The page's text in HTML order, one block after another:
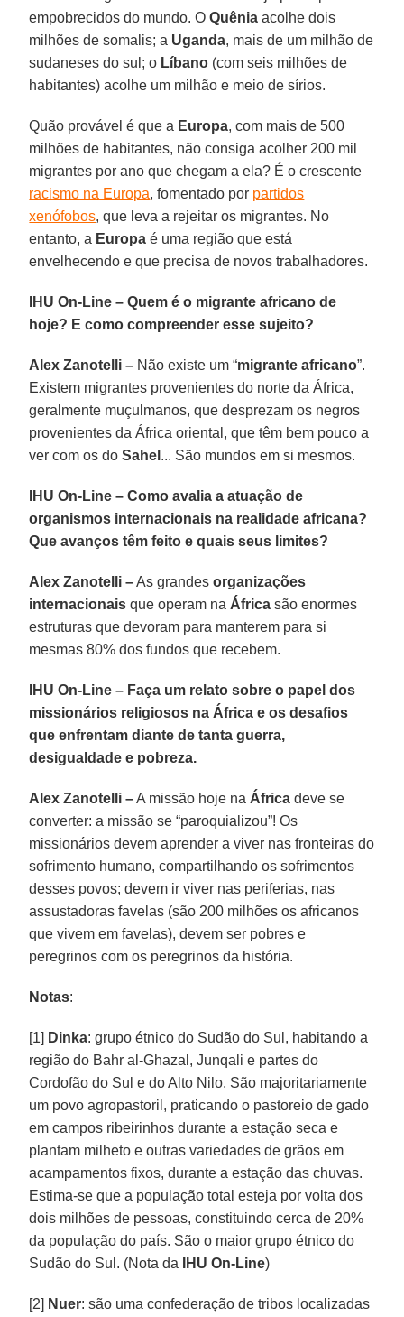
empobrecidos do mundo. OQuênia acolhe dois
milhões de somalis; a Uganda, mais de um milhão de
sudaneses do sul; o Líbano (com seis milhões de
habitantes) acolhe um milhão e meio de sírios.
Quão provável é que a Europa, com mais de 500
milhões de habitantes, não consiga acolher 200 mil
migrantes por ano que chegam a ela? É o crescente
racismo na Europa, fomentado por partidos
xenófobos, que leva a rejeitar os migrantes. No
entanto, a Europa é uma região que está
envelhecendo e que precisa de novos trabalhadores.
IHU On-Line – Quem é o migrante africano de
hoje? E como compreender esse sujeito?
Alex Zanotelli – Não existe um “migrante africano”.
Existem migrantes provenientes do norte da África,
geralmente muçulmanos, que desprezam os negros
provenientes da África oriental, que têm bem pouco a
ver com os doSahel ... São mundos em si mesmos.
IHU On-Line – Como avalia a atuação de
organismos internacionais na realidade africana?
Que avanços têm feito e quais seus limites?
Alex Zanotelli –As grandesorganizações
internacionais que operam na África são enormes
estruturas que devoram para manterem para si
mesmas 80% dos fundos que recebem.
IHU On-Line – Faça um relato sobre o papel dos
missionários religiosos na África e os desafios
que enfrentam diante de tanta guerra,
desigualdade e pobreza.
Alex Zanotelli –A missão hoje na África deve se
converter: a missão se “paroquializou”! Os
missionários devem aprender a viver nas fronteiras do
sofrimento humano, compartilhando os sofrimentos
desses povos; devem ir viver nas periferias, nas
assustadoras favelas (são 200 milhões os africanos
que vivem em favelas), devem ser pobres e
peregrinos com os peregrinos da história.
Notas:
[1] Dinka: grupo étnico do Sudão do Sul, habitando a
região do Bahr al-Ghazal, Junqali e partes do
Cordofão do Sul e do Alto Nilo. São majoritariamente
um povo agropastoril, praticando o pastoreio de gado
em campos ribeirinhos durante a estação seca e
plantam milheto e outras variedades de grãos em
acampamentos fixos, durante a estação das chuvas.
Estima-se que a população total esteja por volta dos
dois milhões de pessoas, constituindo cerca de 20%
da população do país. São o maior grupo étnico do
Sudão do Sul. (Nota da
IHU On-Line)
[2] Nuer: são uma confederação de tribos localizadas